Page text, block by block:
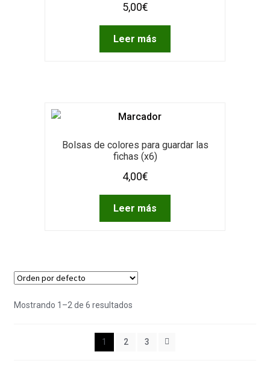
5,00€
Leer más
Bolsas de colores para guardar las
fichas (x6)
4,00€
Leer más
Mostrando 1–2 de 6 resultados
1 2 3